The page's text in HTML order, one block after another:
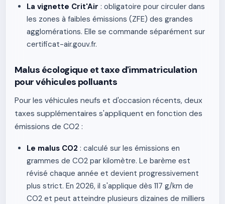
La vignette Crit'Air : obligatoire pour circuler dans
les zones à faibles émissions (ZFE) des grandes
agglomérations. Elle se commande séparément sur
certificat-air.gouv.fr.
Malus écologique et taxe d'immatriculation
pour véhicules polluants
Pour les véhicules neufs et d'occasion récents, deux
taxes supplémentaires s'appliquent en fonction des
émissions de CO2 :
Le malus CO2 : calculé sur les émissions en
grammes de CO2 par kilomètre. Le barème est
révisé chaque année et devient progressivement
plus strict. En 2026, il s'applique dès 117 g/km de
CO2 et peut atteindre plusieurs dizaines de milliers